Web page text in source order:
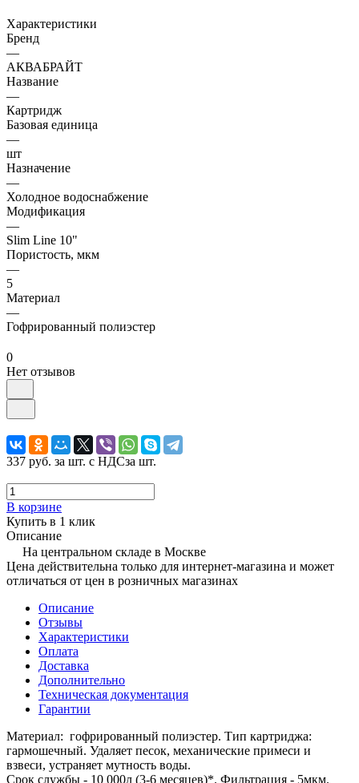
Характеристики
Бренд
—
АКВАБРАЙТ
Название
—
Картридж
Базовая единица
—
шт
Назначение
—
Холодное водоснабжение
Модификация
—
Slim Line 10"
Пористость, мкм
—
5
Материал
—
Гофрированный полиэстер
0
Нет отзывов
337 руб. за шт. с НДСза шт.
В корзине
Купить в 1 клик
Описание
На центральном складе в Москве
Цена действительна только для интернет-магазина и может
отличаться от цен в розничных магазинах
Описание
Отзывы
Характеристики
Оплата
Доставка
Дополнительно
Техническая документация
Гарантии
Материал: гофрированный полиэстер. Тип картриджа:
гармошечный. Удаляет песок, механические примеси и
взвеси, устраняет мутность воды.
Срок службы - 10 000л (3-6 месяцев)*. Фильтрация - 5мкм.